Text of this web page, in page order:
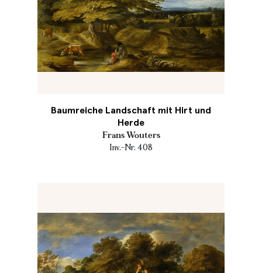
Baumreiche Landschaft mit Hirt und
Herde
Frans Wouters
Inv.-Nr. 408